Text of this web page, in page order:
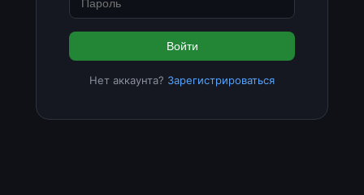
Войти
Нет аккаунта? Зарегистрироваться